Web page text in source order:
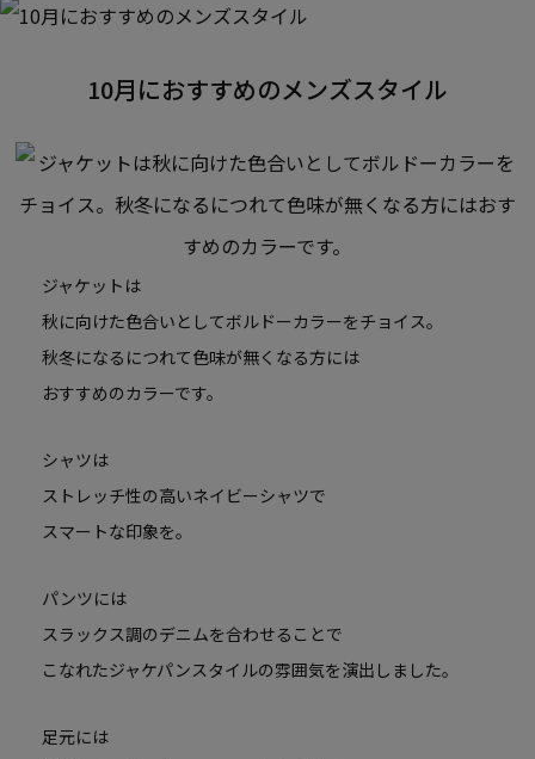
10月におすすめのメンズスタイル
ジャケットは
秋に向けた色合いとしてボルドーカラーをチョイス。
秋冬になるにつれて色味が無くなる方には
おすすめのカラーです。
シャツは
ストレッチ性の高いネイビーシャツで
スマートな印象を。
パンツには
スラックス調のデニムを合わせることで
こなれたジャケパンスタイルの雰囲気を演出しました。
足元には